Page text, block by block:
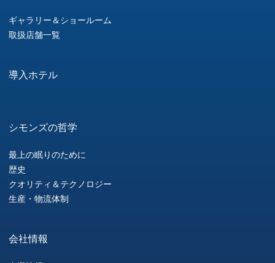
ギャラリー＆ショールーム
取扱店舗一覧
導入ホテル
シモンズの哲学
最上の眠りのために
歴史
クオリティ＆テクノロジー
生産・物流体制
会社情報